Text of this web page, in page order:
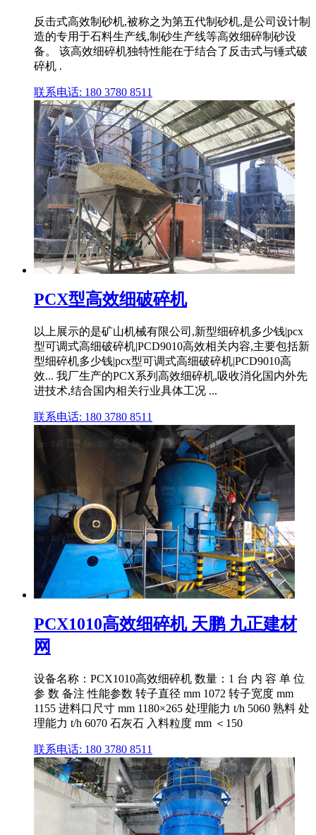
反击式高效制砂机,被称之为第五代制砂机,是公司设计制
造的专用于石料生产线,制砂生产线等高效细碎制砂设
备。 该高效细碎机独特性能在于结合了反击式与锤式破
碎机 .
联系电话: 180 3780 8511
PCX型高效细破碎机
以上展示的是矿山机械有限公司,新型细碎机多少钱|pcx
型可调式高细破碎机|PCD9010高效相关内容,主要包括新
型细碎机多少钱|pcx型可调式高细破碎机|PCD9010高
效... 我厂生产的PCX系列高效细碎机,吸收消化国内外先
进技术,结合国内相关行业具体工况 ...
联系电话: 180 3780 8511
PCX1010高效细碎机 天鹏 九正建材
网
设备名称：PCX1010高效细碎机 数量：1 台 内 容 单 位
参 数 备注 性能参数 转子直径 mm 1072 转子宽度 mm
1155 进料口尺寸 mm 1180×265 处理能力 t/h 5060 熟料 处
理能力 t/h 6070 石灰石 入料粒度 mm ＜150
联系电话: 180 3780 8511